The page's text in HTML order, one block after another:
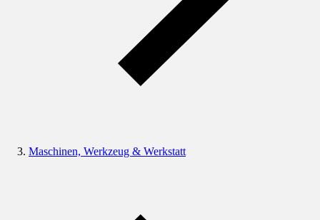
Maschinen, Werkzeug & Werkstatt